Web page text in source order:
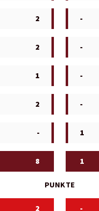
2 -
2 -
1 -
2 -
- 1
8 1
PUNKTE
2 -